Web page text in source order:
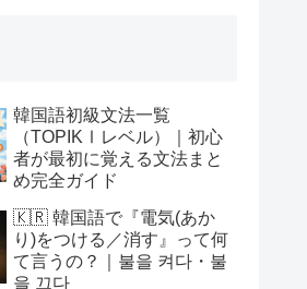
韓国語初級文法一覧
（TOPIKⅠレベル）｜初心
者が最初に覚える文法まと
め完全ガイド
🇰🇷 韓国語で『電気(あか
り)をつける／消す』って何
て言うの？｜불을 켜다・불
을 끄다